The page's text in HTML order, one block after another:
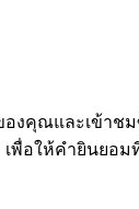
องคุณและเข้าช
พื่อให้คำยินยอม